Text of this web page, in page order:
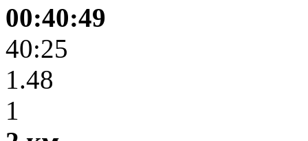
00:40:49
40:25
1.48
1